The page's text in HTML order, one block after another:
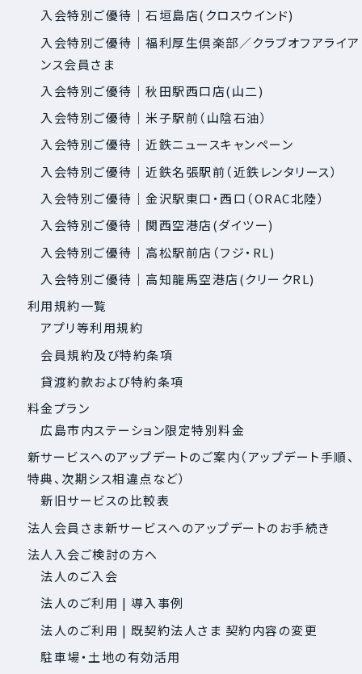
入会特別ご優待｜石垣島店(クロスウインド)
入会特別ご優待｜福利厚生倶楽部／クラブオフアライア
ンス会員さま
入会特別ご優待｜秋田駅西口店(山二)
入会特別ご優待｜米子駅前（山陰石油）
入会特別ご優待｜近鉄ニュースキャンペーン
入会特別ご優待｜近鉄名張駅前（近鉄レンタリース）
入会特別ご優待｜金沢駅東口・西口（ORAC北陸）
入会特別ご優待｜関西空港店(ダイツー)
入会特別ご優待｜高松駅前店（フジ・RL)
入会特別ご優待｜高知龍馬空港店(クリークRL)
利用規約一覧
アプリ等利用規約
会員規約及び特約条項
貸渡約款および特約条項
料金プラン
広島市内ステーション限定特別料金
新サービスへのアップデートのご案内（アップデート手順、
特典、次期シス相違点など）
新旧サービスの比較表
法人会員さま新サービスへのアップデートのお手続き
法人入会ご検討の方へ
法人のご入会
法人のご利用 | 導入事例
法人のご利用 | 既契約法人さま 契約内容の変更
駐車場・土地の有効活用